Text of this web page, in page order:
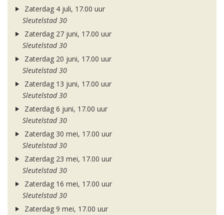
Zaterdag 4 juli, 17.00 uur
Sleutelstad 30
Zaterdag 27 juni, 17.00 uur
Sleutelstad 30
Zaterdag 20 juni, 17.00 uur
Sleutelstad 30
Zaterdag 13 juni, 17.00 uur
Sleutelstad 30
Zaterdag 6 juni, 17.00 uur
Sleutelstad 30
Zaterdag 30 mei, 17.00 uur
Sleutelstad 30
Zaterdag 23 mei, 17.00 uur
Sleutelstad 30
Zaterdag 16 mei, 17.00 uur
Sleutelstad 30
Zaterdag 9 mei, 17.00 uur